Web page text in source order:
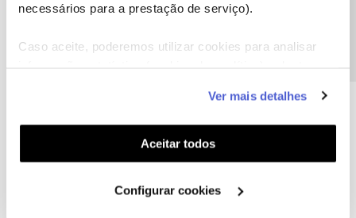
necessários para a prestação de serviço).
Caso aceite, poderemos utilizar cookies para analisar
funcionalidades (cookies de personalização e
funcionalidade) e adaptar anúncios aos seus interesses
(cookies de publicidade personalizada). Pode gerir a
utilização dos cookies clicando em "Configurar
Ver mais detalhes
Aceitar todos
Configurar cookies
Hall of Fame de junho